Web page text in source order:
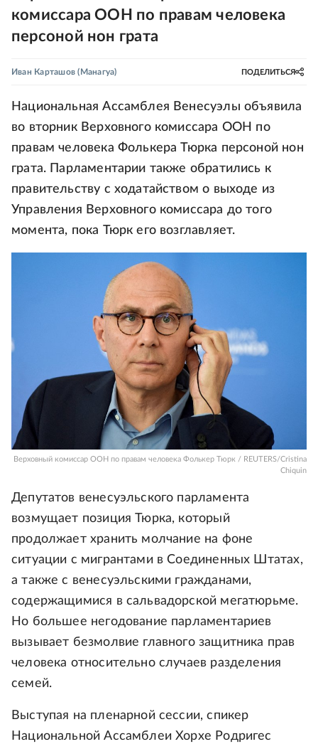
комиссара ООН по правам человека
персоной нон грата
Иван Карташов (Манагуа) ПОДЕЛИТЬСЯ
Национальная Ассамблея Венесуэлы объявила
во вторник Верховного комиссара ООН по
правам человека Фолькера Тюрка персоной нон
грата. Парламентарии также обратились к
правительству с ходатайством о выходе из
Управления Верховного комиссара до того
момента, пока Тюрк его возглавляет.
Верховный комиссар ООН по правам человека Фолькер Тюрк / REUTERS/Cristina
Chiquin
Депутатов венесуэльского парламента
возмущает позиция Тюрка, который
продолжает хранить молчание на фоне
ситуации с мигрантами в Соединенных Штатах,
а также с венесуэльскими гражданами,
содержащимися в сальвадорской мегатюрьме.
Но большее негодование парламентариев
вызывает безмолвие главного защитника прав
человека относительно случаев разделения
семей.
Выступая на пленарной сессии, спикер
Национальной Ассамблеи Хорхе Родригес